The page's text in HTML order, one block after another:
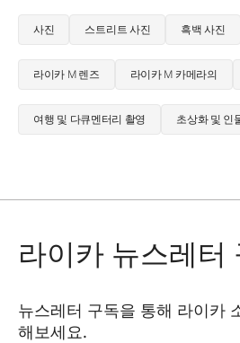
사진 스트리트 사진 흑백 사진
라이카 M 렌즈 라이카 M 카메라의
여행 및 다큐멘터리 촬영 초상화 및 인
라이카 뉴스레터
뉴스레터 구독을 통해 라이카
해보세요.